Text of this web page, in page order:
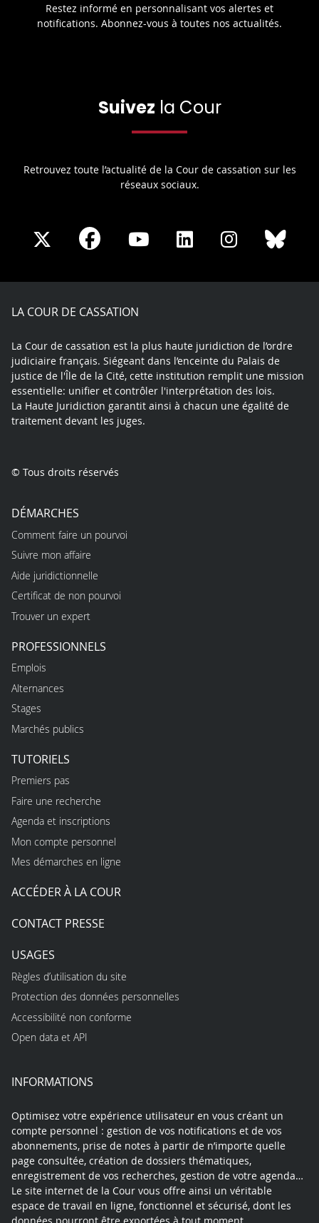
Restez informé en personnalisant vos alertes et
notifications. Abonnez-vous à toutes nos actualités.
Suivez la Cour
Retrouvez toute l’actualité de la Cour de cassation sur les
réseaux sociaux.
Share
X
Share
Facebook
Share
Youtube
Share
LinkedIn
Share
Instagram
LA COUR DE CASSATION
La Cour de cassation est la plus haute juridiction de l’ordre
judiciaire français. Siégeant dans l’enceinte du Palais de
justice de l'Île de la Cité, cette institution remplit une mission
essentielle: unifier et contrôler l'interprétation des lois.
La Haute Juridiction garantit ainsi à chacun une égalité de
traitement devant les juges.
© Tous droits réservés
DÉMARCHES
Comment faire un pourvoi
Suivre mon affaire
Aide juridictionnelle
Certificat de non pourvoi
Trouver un expert
PROFESSIONNELS
Emplois
Alternances
Stages
Marchés publics
TUTORIELS
Premiers pas
Faire une recherche
Agenda et inscriptions
Mon compte personnel
Mes démarches en ligne
ACCÉDER À LA COUR
CONTACT PRESSE
USAGES
Règles d’utilisation du site
Protection des données personnelles
Accessibilité non conforme
Open data et API
INFORMATIONS
Optimisez votre expérience utilisateur en vous créant un
compte personnel : gestion de vos notifications et de vos
abonnements, prise de notes à partir de n’importe quelle
page consultée, création de dossiers thématiques,
enregistrement de vos recherches, gestion de votre agenda…
Le site internet de la Cour vous offre ainsi un véritable
espace de travail en ligne, fonctionnel et sécurisé, dont les